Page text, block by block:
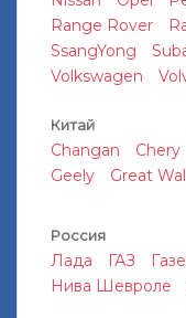
Range Rover
SsangYong
Volkswagen
Китай
Changan Chery
Geely
Great
Россия
Лада ГАЗ
Нива Шевроле